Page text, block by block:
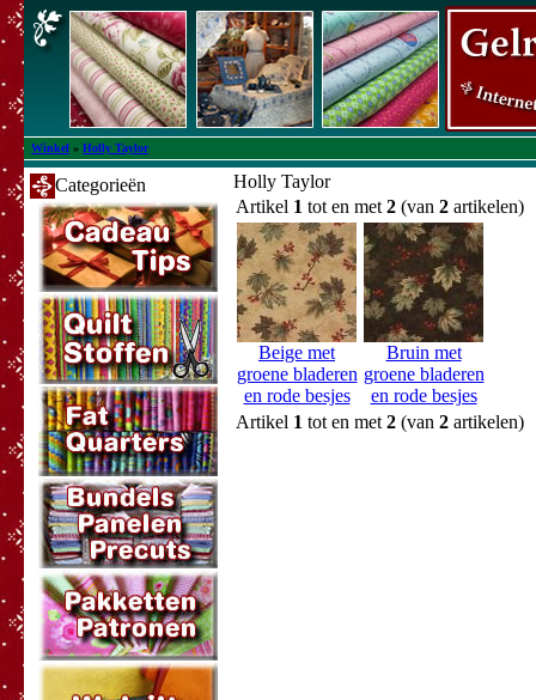
Winkel » Holly Taylor
Categorieën
Holly Taylor
Artikel 1 tot en met 2 (van 2 artikelen)
Beige met
groene bladeren
en rode besjes
Bruin met
groene bladeren
en rode besjes
Artikel 1 tot en met 2 (van 2 artikelen)